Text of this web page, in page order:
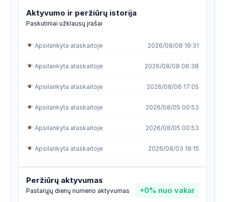
Aktyvumo ir peržiūrų istorija
Paskutiniai užklausų įrašai
Apsilankyta ataskaitoje 2026/08/08 19:31
Apsilankyta ataskaitoje 2026/08/08 06:38
Apsilankyta ataskaitoje 2026/08/06 17:05
Apsilankyta ataskaitoje 2026/08/05 00:53
Apsilankyta ataskaitoje 2026/08/05 00:53
Apsilankyta ataskaitoje 2026/08/03 18:15
Apsilankyta ataskaitoje 2026/08/02 08:39
Apsilankyta ataskaitoje 2026/07/29 08:45
Peržiūrų aktyvumas
Pastarųjų dienų numerio aktyvumas +0% nuo vakar